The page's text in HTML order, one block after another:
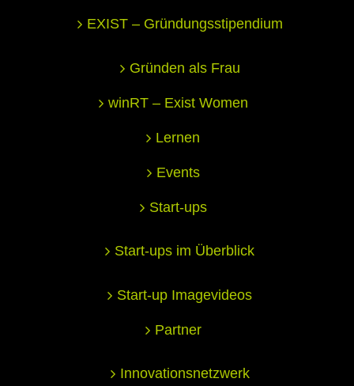
EXIST – Gründungsstipendium
Gründen als Frau
winRT – Exist Women
Lernen
Events
Start-ups
Start-ups im Überblick
Start-up Imagevideos
Partner
Innovationsnetzwerk